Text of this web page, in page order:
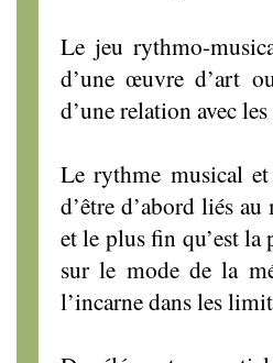
Le jeu rythmo-
d’une œuvre d’art
d’une relation avec les
Le rythme musical et
d’être d’abord liés
et le plus fin qu’est la
sur le mode de la
l’incarne dans les